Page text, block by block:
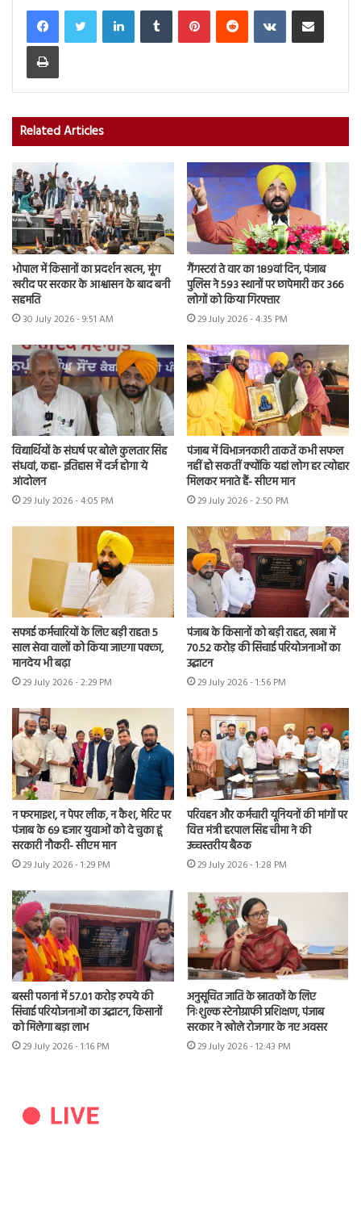
LinkedInTumblr PinterestReddit VKontakteShare via Email
Print
Related Articles
भोपाल में किसानों का प्रदर्शन खत्म, मूंग
खरीद पर सरकार के आश्वासन के बाद बनी
सहमति
30 July 2026 - 9:51 AM
गैंगस्टरां ते वार का 189वां दिन, पंजाब
पुलिस ने 593 स्थानों पर छापेमारी कर 366
लोगों को किया गिरफ्तार
29 July 2026 - 4:35 PM
विद्यार्थियों के संघर्ष पर बोले कुलतार सिंह
संधवां, कहा- इतिहास में दर्ज होगा ये
आंदोलन
29 July 2026 - 4:05 PM
पंजाब में विभाजनकारी ताकतें कभी सफल
नहीं हो सकतीं क्योंकि यहां लोग हर त्योहार
मिलकर मनाते हैं- सीएम मान
29 July 2026 - 2:50 PM
सफाई कर्मचारियों के लिए बड़ी राहत! 5
साल सेवा वालों को किया जाएगा पक्का,
मानदेय भी बढ़ा
29 July 2026 - 2:29 PM
पंजाब के किसानों को बड़ी राहत, खन्ना में
70.52 करोड़ की सिंचाई परियोजनाओं का
उद्घाटन
29 July 2026 - 1:56 PM
न फरमाइश, न पेपर लीक, न कैश, मेरिट पर
पंजाब के 69 हजार युवाओं को दे चुका हूं
सरकारी नौकरी- सीएम मान
29 July 2026 - 1:29 PM
परिवहन और कर्मचारी यूनियनों की मांगों पर
वित्त मंत्री हरपाल सिंह चीमा ने की
उच्चस्तरीय बैठक
29 July 2026 - 1:28 PM
बस्सी पठानां में 57.01 करोड़ रुपये की
सिंचाई परियोजनाओं का उद्घाटन, किसानों
को मिलेगा बड़ा लाभ
29 July 2026 - 1:16 PM
अनुसूचित जाति के स्नातकों के लिए
निःशुल्क स्टेनोग्राफी प्रशिक्षण, पंजाब
सरकार ने खोले रोजगार के नए अवसर
29 July 2026 - 12:43 PM